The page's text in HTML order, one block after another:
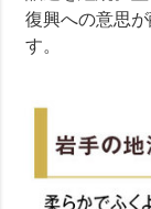
復興への意思
す。